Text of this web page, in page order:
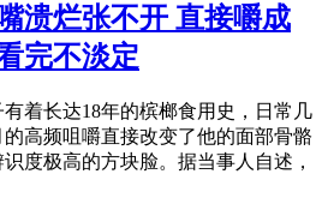
溃烂张不开 直接嚼成
完不淡定
着长达18年的槟榔食用史，日常几
高频咀嚼直接改变了他的面部骨骼
度极高的方块脸。据当事人自述，